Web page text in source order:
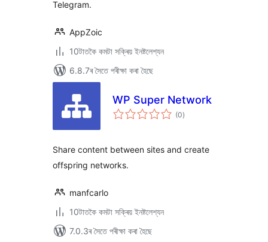
Telegram.
AppZoic
10টাতকৈ কমটা সক্ৰিয় ইনষ্টলেশ্যন
6.8.7ৰ সৈতে পৰীক্ষা কৰা হৈছে
WP Super Network
(0টা
মুঠ)
Share content between sites and create
offspring networks.
manfcarlo
10টাতকৈ কমটা সক্ৰিয় ইনষ্টলেশ্যন
7.0.3ৰ সৈতে পৰীক্ষা কৰা হৈছে